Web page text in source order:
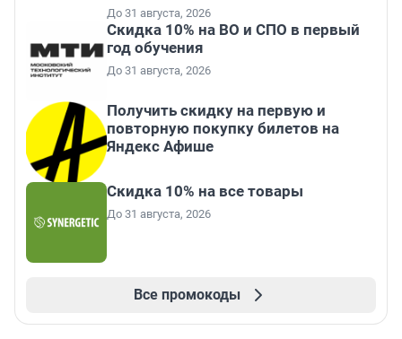
До 31 августа, 2026
Скидка 10% на ВО и СПО в первый
год обучения
До 31 августа, 2026
Получить скидку на первую и
повторную покупку билетов на
Яндекс Афише
Скидка 10% на все товары
До 31 августа, 2026
Все промокоды